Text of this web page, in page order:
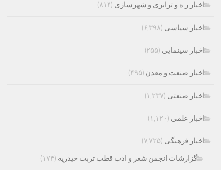
اخبار راه و ترابری و شهرسازی (۸۱۴)
اخبار سیاسی (۶,۳۹۸)
اخبار سینمایی (۲۵۵)
اخبار صنعت و معدن (۴۹۵)
اخبار صنعتی (۱,۲۳۷)
اخبار علمی (۱,۱۲۰)
اخبار فرهنگی (۷,۷۲۵)
گزارشات انجمن شعر و ادب قطب تربت حیدریه (۱۷۴)